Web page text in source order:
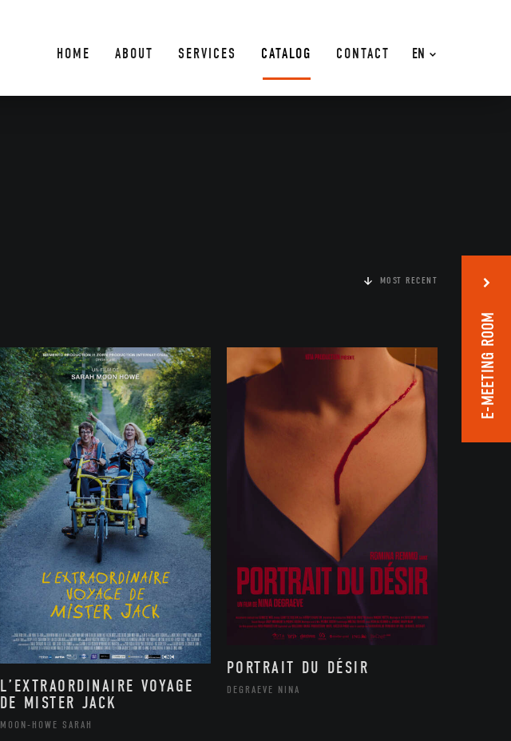
EN
HOME ABOUT SERVICES CATALOG CONTACT
MOST RECENT
L’EXTRAORDINAIRE VOYAGE
DE MISTER JACK
MOON-HOWE SARAH
PORTRAIT DU DÉSIR
DEGRAEVE NINA
E-MEETING ROOM